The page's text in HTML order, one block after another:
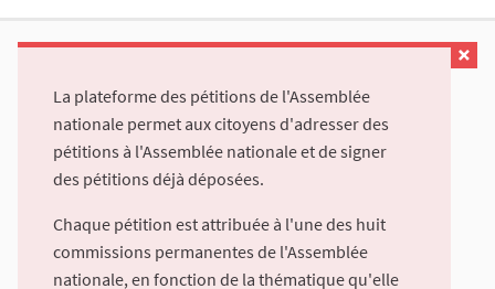
La plateforme des pétitions de l'Assemblée
nationale permet aux citoyens d'adresser des
pétitions à l'Assemblée nationale et de signer
des pétitions déjà déposées.
Chaque pétition est attribuée à l'une des huit
commissions permanentes de l'Assemblée
nationale, en fonction de la thématique qu'elle